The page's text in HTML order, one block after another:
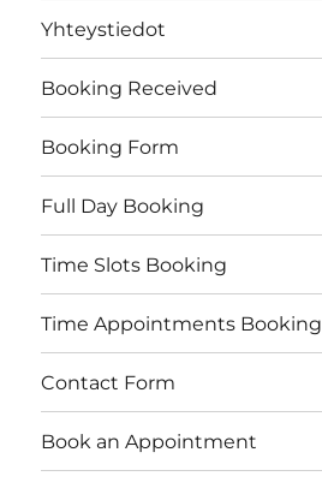
Yhteystiedot
Booking Received
Booking Form
Full Day Booking
Time Slots Booking
Time Appointments Booking
Contact Form
Book an Appointment